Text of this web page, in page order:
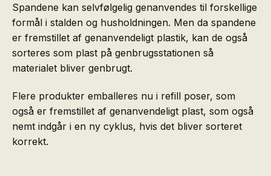
Spandene kan selvfølgelig genanvendes til forskellige
formål i stalden og husholdningen. Men da spandene
er fremstillet af genanvendeligt plastik, kan de også
sorteres som plast på genbrugsstationen så
materialet bliver genbrugt.
Flere produkter emballeres nu i refill poser, som
også er fremstillet af genanvendeligt plast, som også
nemt indgår i en ny cyklus, hvis det bliver sorteret
korrekt.